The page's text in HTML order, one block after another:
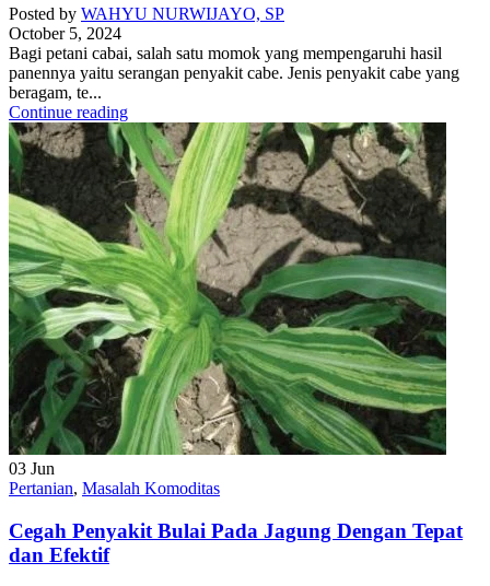
Posted by WAHYU NURWIJAYO, SP
October 5, 2024
Bagi petani cabai, salah satu momok yang mempengaruhi hasil
panennya yaitu serangan penyakit cabe. Jenis penyakit cabe yang
beragam, te...
Continue reading
03 Jun
Pertanian, Masalah Komoditas
Cegah Penyakit Bulai Pada Jagung Dengan Tepat
dan Efektif